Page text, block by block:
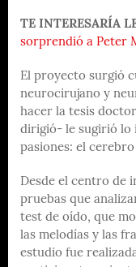
TE INTERESARÍA
sorprendió a Peter
El proyecto surgió
neurocirujano y
hacer la tesis
dirigió- le sugirió lo
pasiones: el
Desde el centro de
pruebas que
test de oído, que
las melodías y las
estudio fue